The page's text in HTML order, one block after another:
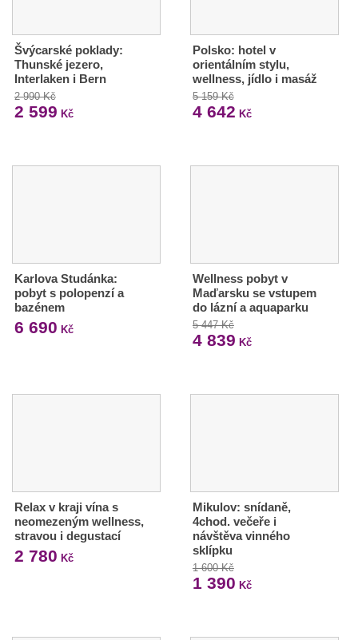
Švýcarské poklady:
Thunské jezero,
Interlaken i Bern
2 990 Kč
2 599 Kč
Polsko: hotel v
orientálním stylu,
wellness, jídlo i masáž
5 159 Kč
4 642 Kč
Karlova Studánka:
pobyt s polopenzí a
bazénem
6 690 Kč
Wellness pobyt v
Maďarsku se vstupem
do lázní a aquaparku
5 447 Kč
4 839 Kč
Relax v kraji vína s
neomezeným wellness,
stravou i degustací
2 780 Kč
Mikulov: snídaně,
4chod. večeře i
návštěva vinného
sklípku
1 600 Kč
1 390 Kč